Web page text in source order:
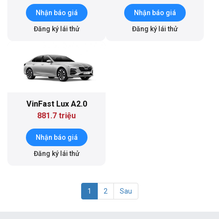
Nhận báo giá
Đăng ký lái thử
Nhận báo giá
Đăng ký lái thử
VinFast Lux A2.0
881.7 triệu
Nhận báo giá
Đăng ký lái thử
1 2 Sau